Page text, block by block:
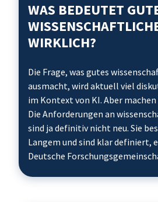
WAS BEDEUTET
WIRKLICH?
Die Frage, was gutes
ausmacht, wird aktuell viel
im Kontext von KI. Aber
Die Anforderungen an
sind ja definitiv nicht neu. Sie
Langem und sind klar definiert,
Deutsche